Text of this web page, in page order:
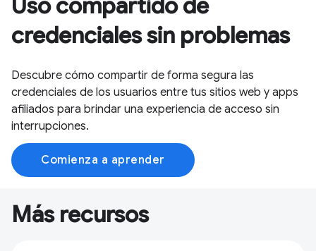
credenciales sin problemas
Descubre cómo compartir de forma segura las
credenciales de los usuarios entre tus sitios web y apps
afiliados para brindar una experiencia de acceso sin
interrupciones.
Comienza a aprender
Más recursos